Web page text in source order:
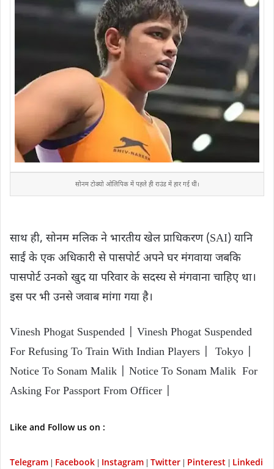
सोनम टोक्यो ओलिंपिक में पहले ही राउंड में हार गई थीं।
साथ ही, सोनम मलिक ने भारतीय खेल प्राधिकरण (SAI) यानि
साईं के एक अधिकारी से पासपोर्ट अपने घर मंगवाया जबकि
पासपोर्ट उनको खुद या​ परिवार के सदस्य से मंगवाना चाहिए था।
इस पर भी उनसे जवाब मांगा गया है।
Vinesh Phogat Suspended | Vinesh Phogat Suspended
For Refusing To Train With Indian Players | Tokyo |
Notice To Sonam Malik | Notice To Sonam Malik For
Asking For Passport From Officer |
Like and Follow us on :
Telegram Facebook Instagram Twitter Pinterest
Linkedi